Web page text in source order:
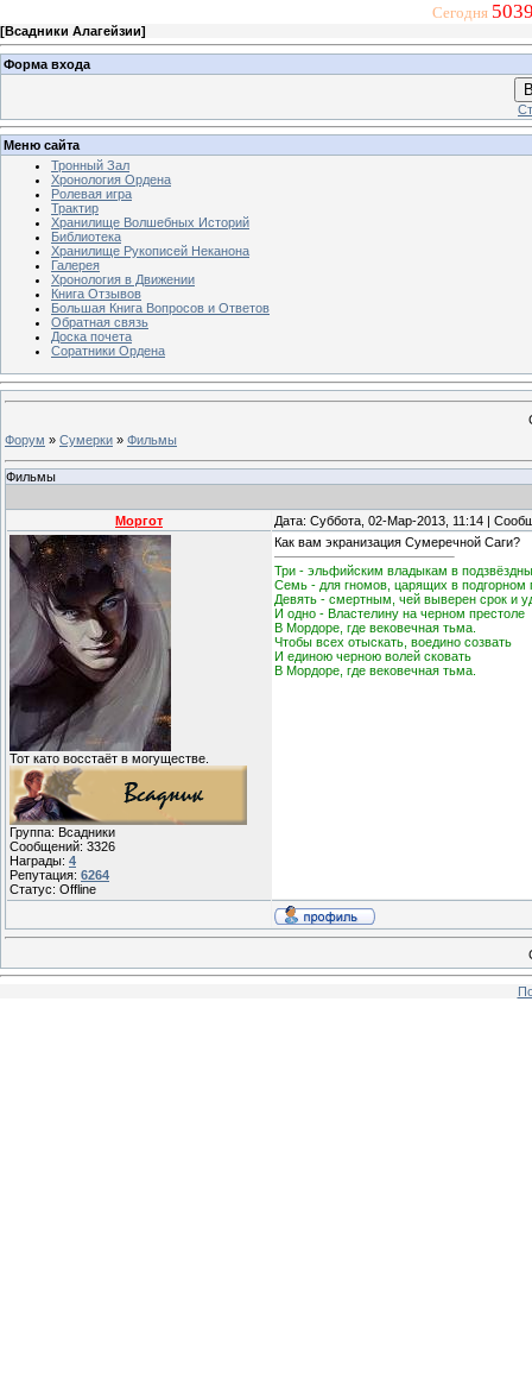
Сегодня
[Всадники Алагейзии]
Форма входа
Меню сайта
Тронный Зал
Хронология Ордена
Ролевая игра
Трактир
Хранилище Волшебных Историй
Библиотека
Хранилище Рукописей Неканона
Галерея
Хронология в Движении
Книга Отзывов
Большая Книга Вопросов и Ответов
Обратная связь
Доска почета
Соратники Ордена
Форум » Сумерки » Фильмы
Фильмы
Моргот Дата: Суббота, 02-Мар-2013, 11:14 |
Тот като восстаёт в могуществе.
Группа: Всадники
Сообщений: 3326
Награды: 4
Репутация: 6264
Статус: Offline
Как вам экранизация Сумеречной Саги?
Три - эльфийским владыкам в
Семь - для гномов, царящих в подгорном
Девять - смертным, чей выверен срок и
И одно - Властелину на черном престоле
В Мордоре, где вековечная тьма.
Чтобы всех отыскать, воедино созвать
И единою черною волей сковать
В Мордоре, где вековечная тьма.